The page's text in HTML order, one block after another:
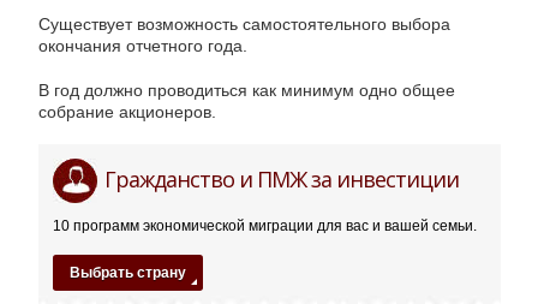
Существует возможность самостоятельного выбора
окончания отчетного года.
В год должно проводиться как минимум одно общее
собрание акционеров.
22ce*comМальта
Гражданство и ПМЖ за инвестиции
10 программ экономической миграции для вас и вашей семьи.
Выбрать страну